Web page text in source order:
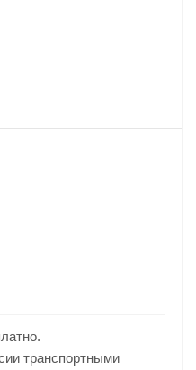
транспортными